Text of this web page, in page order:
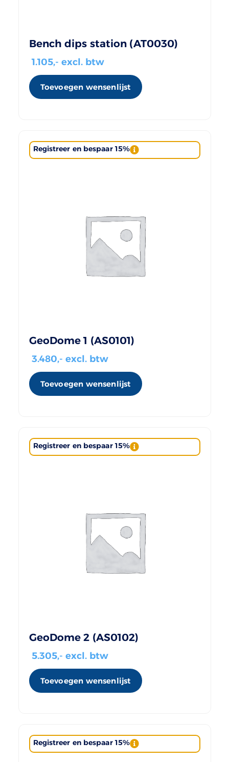
Bench dips station (AT0030)
1.105,- excl. btw
Toevoegen wensenlijst
Registreer en bespaar 15%
GeoDome 1 (AS0101)
3.480,- excl. btw
Toevoegen wensenlijst
Registreer en bespaar 15%
GeoDome 2 (AS0102)
5.305,- excl. btw
Toevoegen wensenlijst
Registreer en bespaar 15%